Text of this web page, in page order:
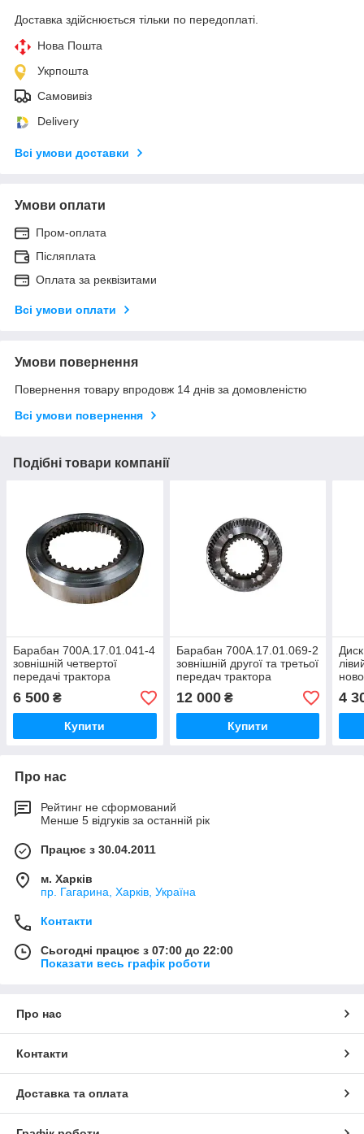
Доставка здійснюється тільки по передоплаті.
Нова Пошта
Укрпошта
Самовивіз
Delivery
Всі умови доставки
Умови оплати
Пром-оплата
Післяплата
Оплата за реквізитами
Всі умови оплати
Умови повернення
Повернення товару впродовж 14 днів за домовленістю
Всі умови повернення
Подібні товари компанії
Барабан 700А.17.01.041-4
зовнішній четвертої
передачі трактора
Кіровець До 700,ДО
700А,К 701
6 500 ₴
Купити
Барабан 700А.17.01.069-2
зовнішній другої та третьої
передач трактора
Кіровець До 700,ДО
700А,К 701,702,ДО 744
12 000₴
Купити
4
Про нас
Рейтинг не сформований
Менше 5 відгуків за останній рік
Працює з 30.04.2011
м. Харків
пр. Гагарина, Харків, Україна
Контакти
Сьогодні працює з 07:00 до 22:00
Показати весь графік роботи
Про нас
Контакти
Доставка та оплата